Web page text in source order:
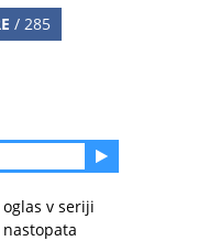
/ 285
v seriji